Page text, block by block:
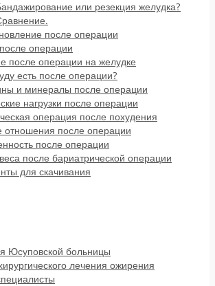
или резекция желудка?
после операции
операции
после операции на желудке
есть после операции?
и минералы после операции
нагрузки после операции
операция после похудения
отношения после операции
после операции
после бариатрической операции
для скачивания
Юсуповской больницы
лечения ожирения